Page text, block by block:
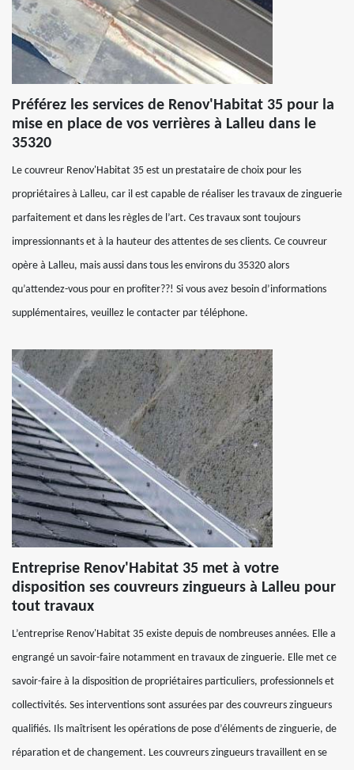
Préférez les services de Renov'Habitat 35 pour la
mise en place de vos verrières à Lalleu dans le
35320
Le couvreur Renov'Habitat 35 est un prestataire de choix pour les
propriétaires à Lalleu, car il est capable de réaliser les travaux de zinguerie
parfaitement et dans les règles de l’art. Ces travaux sont toujours
impressionnants et à la hauteur des attentes de ses clients. Ce couvreur
opère à Lalleu, mais aussi dans tous les environs du 35320 alors
qu’attendez-vous pour en profiter??! Si vous avez besoin d’informations
supplémentaires, veuillez le contacter par téléphone.
Entreprise Renov'Habitat 35 met à votre
disposition ses couvreurs zingueurs à Lalleu pour
tout travaux
L’entreprise Renov'Habitat 35 existe depuis de nombreuses années. Elle a
engrangé un savoir-faire notamment en travaux de zinguerie. Elle met ce
savoir-faire à la disposition de propriétaires particuliers, professionnels et
collectivités. Ses interventions sont assurées par des couvreurs zingueurs
qualifiés. Ils maîtrisent les opérations de pose d’éléments de zinguerie, de
réparation et de changement. Les couvreurs zingueurs travaillent en se